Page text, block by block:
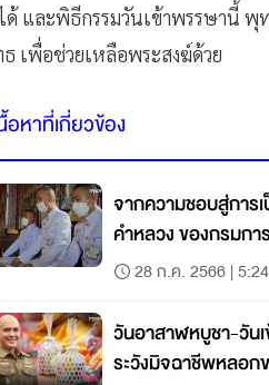
ด้ และพิธีกรรมวันเข้าพรรษานี้
เพื่อช่วยเหลือพระสงฆ์ด้วย
อหาที่เกี่ยวข้อง
จากความชอบสู่การ
คำหลวง ของกรมกา
28 ก.ค. 2566 | 5:24
วันอาสาฬหบูชา-วัน
ระวังมิจฉาชีพหลอ